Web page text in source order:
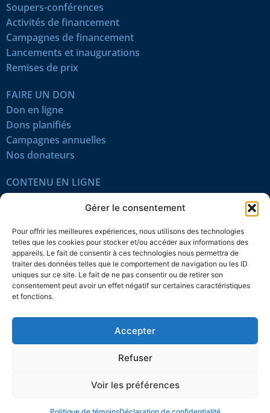
Gérer le consentement
Pour offrir les meilleures expériences, nous utilisons des technologies
telles que les cookies pour stocker et/ou accéder aux informations des
appareils. Le fait de consentir à ces technologies nous permettra de
traiter des données telles que le comportement de navigation ou les ID
uniques sur ce site. Le fait de ne pas consentir ou de retirer son
consentement peut avoir un effet négatif sur certaines caractéristiques
et fonctions.
Accepter
Refuser
Voir les préférences
Soupers-conférences
Activités de financement
Campagnes de financement
Lancements et inaugurations
Remises de prix
FAIRE UN DON
Don en ligne
Dons planifiés
Campagnes annuelles
Nos donateurs
CONTENU EN LIGNE
Tous les articles
Œuvres du mois
En vidéo
SUIVEZ-NOUS
Mentions légales
© 2026 L’Action nationale